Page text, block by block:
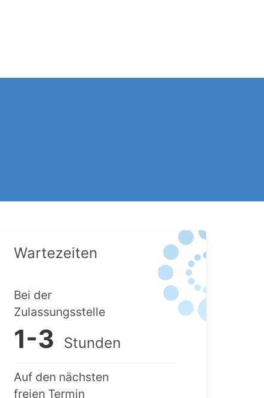
Wartezeiten
Bei der
Zulassungsstelle
1-3 Stunden
Auf den nächsten
freien Termin